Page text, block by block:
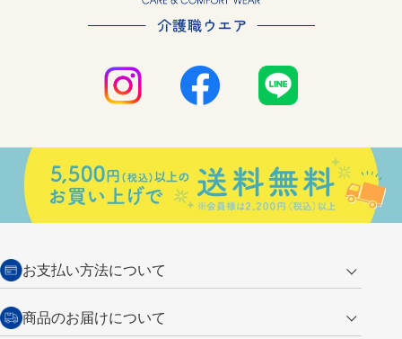
お支払い方法について
クレジットカード
商品のお届けについて